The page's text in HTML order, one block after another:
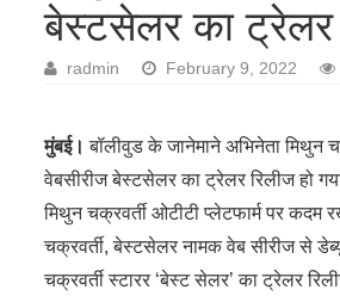
बेस्टसेलर का ट्रेलर
radmin February 9, 2022
मुंबई। बॉलीवुड के जानेमाने अभिनेता मिथुन
वेबसीरीज बेस्टसेलर का ट्रेलर रिलीज हो
मिथुन चक्रवर्ती ओटीटी प्लेटफार्म पर कदम
चक्रवर्ती, बेस्टसेलर नामक वेब सीरीज से
चक्रवर्ती स्टारर ‘बेस्ट सेलर’ का ट्रेलर